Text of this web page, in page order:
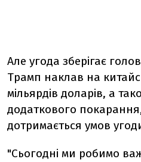
Але угода зберігає
Трамп наклав на
мільярдів доларів, а
додаткового
дотримається умов
"Сьогодні ми робимо